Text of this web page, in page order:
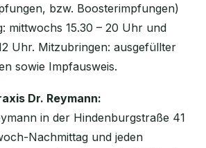
bzw. Boosterimpfungen)
mittwochs 15.30 – 20 Uhr und
Uhr. Mitzubringen: ausgefüllter
sowie Impfausweis.
Dr. Reymann:
in der Hindenburgstraße 41
Nachmittag und jeden